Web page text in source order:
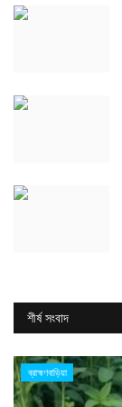
শীর্ষ সংবাদ
ব্রাহ্মণবাড়িয়া